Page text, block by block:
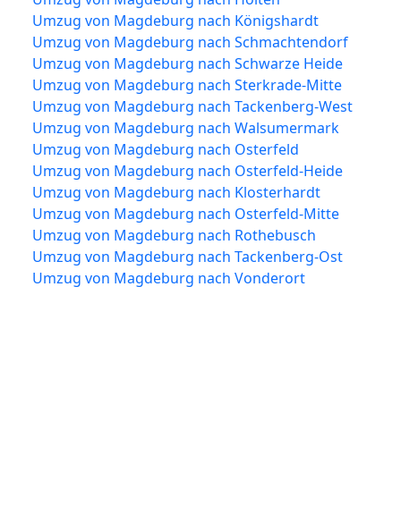
Umzug von Magdeburg nach Königshardt
Umzug von Magdeburg nach Schmachtendorf
Umzug von Magdeburg nach Schwarze Heide
Umzug von Magdeburg nach Sterkrade-Mitte
Umzug von Magdeburg nach Tackenberg-West
Umzug von Magdeburg nach Walsumermark
Umzug von Magdeburg nach Osterfeld
Umzug von Magdeburg nach Osterfeld-Heide
Umzug von Magdeburg nach Klosterhardt
Umzug von Magdeburg nach Osterfeld-Mitte
Umzug von Magdeburg nach Rothebusch
Umzug von Magdeburg nach Tackenberg-Ost
Umzug von Magdeburg nach Vonderort